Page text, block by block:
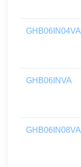
GHB06IN04VA
GHB06INVA
GHB06IN08VA